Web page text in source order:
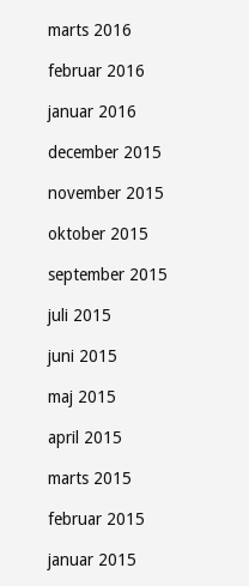
marts 2016
februar 2016
januar 2016
december 2015
november 2015
oktober 2015
september 2015
juli 2015
juni 2015
maj 2015
april 2015
marts 2015
februar 2015
januar 2015